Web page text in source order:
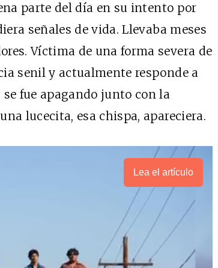
parte del día en su intento por
señales de vida. Llevaba meses
Víctima de una forma severa de
senil y actualmente responde a
fue apagando junto con la
lucecita, esa chispa, apareciera.
Lea el artículo